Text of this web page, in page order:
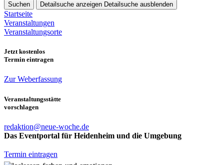
Suchen Detailsuche anzeigen Detailsuche ausblenden
Startseite
Veranstaltungen
Veranstaltungsorte
Jetzt kostenlos
Termin eintragen
Zur Weberfassung
Veranstaltungsstätte
vorschlagen
redaktion@neue-woche.de
Das Eventportal für Heidenheim und die Umgebung
Termin eintragen